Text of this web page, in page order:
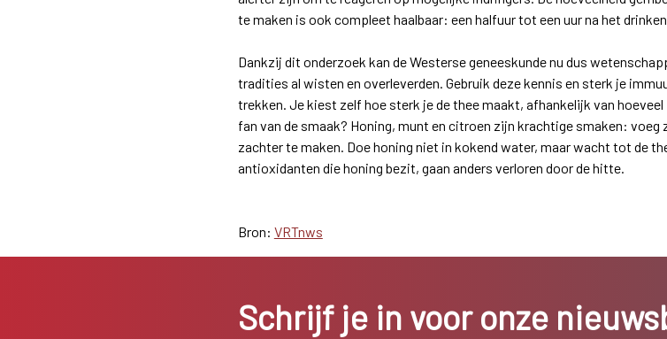
te maken is ook compleet haalbaar: een halfuur tot een uur na het
Dankzij dit onderzoek kan de Westerse geneeskunde nu dus
tradities al wisten en overleverden. Gebruik deze kennis en sterk je
trekken. Je kiest zelf hoe sterk je de thee maakt, afhankelijk van
fan van de smaak? Honing, munt en citroen zijn krachtige smaken: voeg
zachter te maken. Doe honing niet in kokend water, maar wacht tot de
antioxidanten die honing bezit, gaan anders verloren door de hitte.
Bron: VRTnws
Schrijf je in voor onze